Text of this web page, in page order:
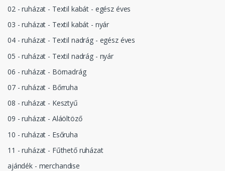
02 - ruházat - Textil kabát - egész éves
03 - ruházat - Textil kabát - nyár
04 - ruházat - Textil nadrág - egész éves
05 - ruházat - Textil nadrág - nyár
06 - ruházat - Börnadrág
07 - ruházat - Bőrruha
08 - ruházat - Kesztyű
09 - ruházat - Aláöltöző
10 - ruházat - Esőruha
11 - ruházat - Fűthető ruházat
ajándék - merchandise